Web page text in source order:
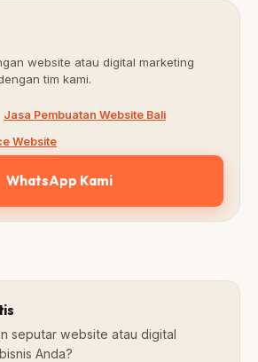
website atau digital marketing
tim kami.
Jasa Pembuatan Website Bali
Website
WhatsApp Kami
seputar website atau digital
Anda?